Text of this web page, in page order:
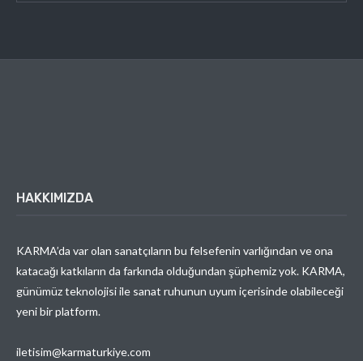
HAKKIMIZDA
KARMA’da var olan sanatçıların bu felsefenin varlığından ve ona
katacağı katkıların da farkında olduğundan şüphemiz yok. KARMA,
günümüz teknolojisi ile sanat ruhunun uyum içerisinde olabileceği
yeni bir platform.
iletisim@karmaturkiye.com